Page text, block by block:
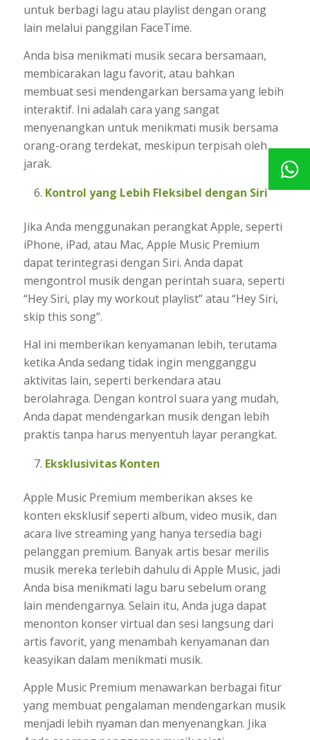
untuk berbagi lagu atau playlist dengan orang
lain melalui panggilan FaceTime.
Anda bisa menikmati musik secara bersamaan,
membicarakan lagu favorit, atau bahkan
membuat sesi mendengarkan bersama yang lebih
interaktif. Ini adalah cara yang sangat
menyenangkan untuk menikmati musik bersama
orang-orang terdekat, meskipun terpisah oleh
jarak.
Kontrol yang Lebih Fleksibel dengan Siri
Jika Anda menggunakan perangkat Apple, seperti
iPhone, iPad, atau Mac, Apple Music Premium
dapat terintegrasi dengan Siri. Anda dapat
mengontrol musik dengan perintah suara, seperti
“Hey Siri, play my workout playlist” atau “Hey Siri,
skip this song”.
Hal ini memberikan kenyamanan lebih, terutama
ketika Anda sedang tidak ingin mengganggu
aktivitas lain, seperti berkendara atau
berolahraga. Dengan kontrol suara yang mudah,
Anda dapat mendengarkan musik dengan lebih
praktis tanpa harus menyentuh layar perangkat.
Eksklusivitas Konten
Apple Music Premium memberikan akses ke
konten eksklusif seperti album, video musik, dan
acara live streaming yang hanya tersedia bagi
pelanggan premium. Banyak artis besar merilis
musik mereka terlebih dahulu di Apple Music, jadi
Anda bisa menikmati lagu baru sebelum orang
lain mendengarnya. Selain itu, Anda juga dapat
menonton konser virtual dan sesi langsung dari
artis favorit, yang menambah kenyamanan dan
keasyikan dalam menikmati musik.
Apple Music Premium menawarkan berbagai fitur
yang membuat pengalaman mendengarkan musik
menjadi lebih nyaman dan menyenangkan. Jika